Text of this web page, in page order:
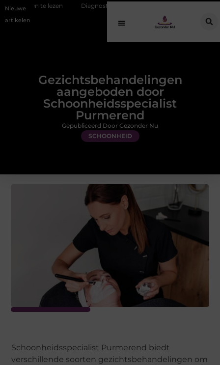
Nieuwe
artikelen
Diagnostiek bij jongeren: wat gebeurt er eigenlijk na de
Gezichtsbehandelingen
aangeboden door
Schoonheidsspecialist
Purmerend
SCHOONHEID
Gepubliceerd Door Gezonder Nu
Schoonheidsspecialist Purmerend biedt
verschillende soorten gezichtsbehandelingen om